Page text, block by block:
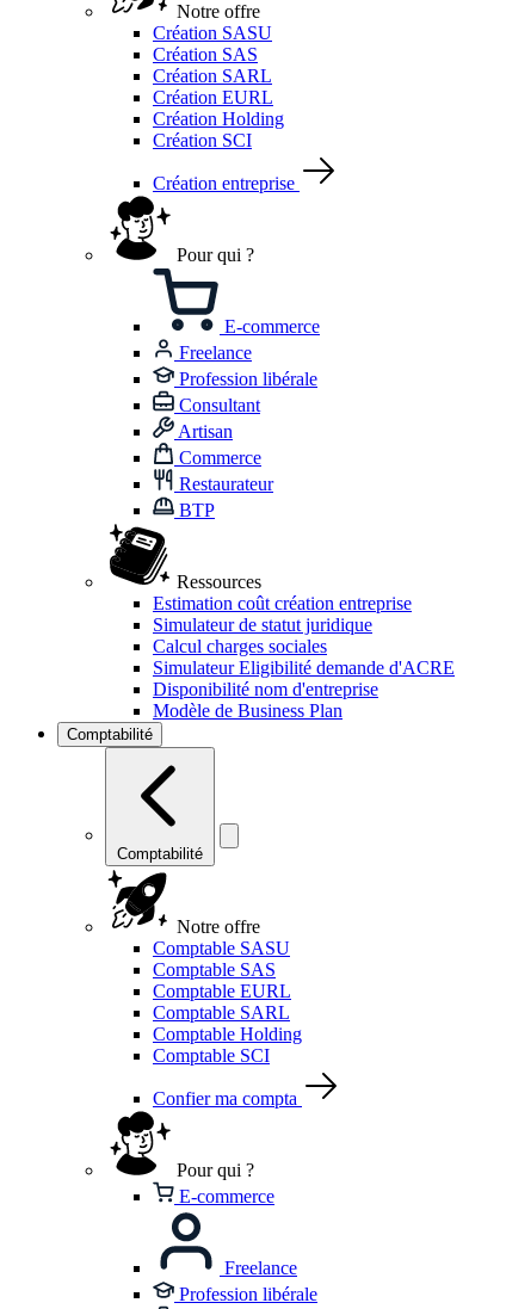
Notre offre
Création SASU
Création SAS
Création SARL
Création EURL
Création Holding
Création SCI
Création entreprise
Pour qui ?
E-commerce
Freelance
Profession libérale
Consultant
Artisan
Commerce
Restaurateur
BTP
Ressources
Estimation coût création entreprise
Simulateur de statut juridique
Calcul charges sociales
Simulateur Eligibilité demande d'ACRE
Disponibilité nom d'entreprise
Modèle de Business Plan
Comptabilité
Comptabilité
Notre offre
Comptable SASU
Comptable SAS
Comptable EURL
Comptable SARL
Comptable Holding
Comptable SCI
Confier ma compta
Pour qui ?
E-commerce
Freelance
Profession libérale